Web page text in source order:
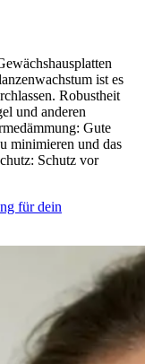
ist es
Robustheit
und anderen
Gute
minimieren und das
Schutz vor
für dein